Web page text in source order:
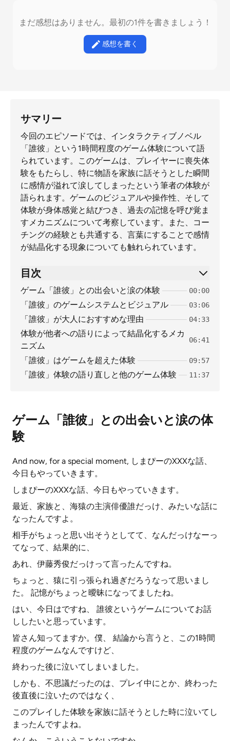
まだ感想はありません。最初の1件を書きましょう！
感想を書く
サマリー
今回のエピソードでは、インタラクティブノベル
「誰彼」という1時間程度のゲーム体験について語
られています。このゲームは、プレイヤーに喪失体
験をもたらし、特に物語を家族に話そうとした瞬間
に感情が溢れて涙してしまったという筆者の体験が
語られます。ゲームのビジュアルや操作性、そして
体験が身体感覚と結びつき、過去の記憶を呼び覚ま
すメカニズムについて考察しています。また、コー
チングの経験とも共通する、言葉にすることで感情
が結晶化する現象についても触れられています。
目次
ゲーム「誰彼」との出会いと涙の体験 00:00
「誰彼」のゲームシステムとビジュアル 03:06
「誰彼」が大人におすすめな理由 04:33
体験が他者への語りによって結晶化するメカ
ニズム
06:41
「誰彼」はゲームを超えた体験 09:57
「誰彼」体験の語り直しと他のゲーム体験 11:37
ゲーム「誰彼」との出会いと涙の体
験
And now, for a special moment, しまぴーのXXXな話、
今日もやっていきます。
しまぴーのXXXな話、今日もやっていきます。
最近、家族と、海猿の主演俳優誰だっけ、みたいな話に
なったんですよ。
相手がちょっと思い出そうとしてて、なんだっけなーっ
てなって、結果的に、
あれ、伊藤秀俊だっけって言ったんですね。
ちょっと、猿に引っ張られ過ぎだろうなって思いまし
た。 記憶がちょっと曖昧になってましたね。
はい、今日はですね、 誰彼というゲームについてお話
ししたいと思っています。
皆さん知ってますか。僕、 結論から言うと、この1時間
程度のゲームなんですけど、
終わった後に泣いてしまいました。
しかも、不思議だったのは、プレイ中にとか、終わった
後直後に泣いたのではなく、
このプレイした体験を家族に話そうとした時に泣いてし
まったんですよね。